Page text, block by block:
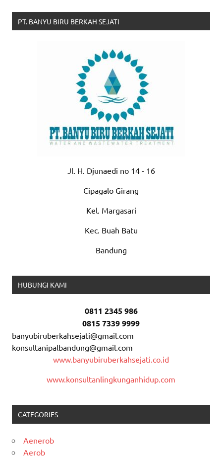
PT. BANYU BIRU BERKAH SEJATI
Jl. H. Djunaedi no 14 - 16
Cipagalo Girang
Kel. Margasari
Kec. Buah Batu
Bandung
HUBUNGI KAMI
0811 2345 986
0815 7339 9999
banyubiruberkahsejati@gmail.com
konsultanipalbandung@gmail.com
www.banyubiruberkahsejati.co.id
www.konsultanlingkunganhidup.com
CATEGORIES
Aenerob
Aerob